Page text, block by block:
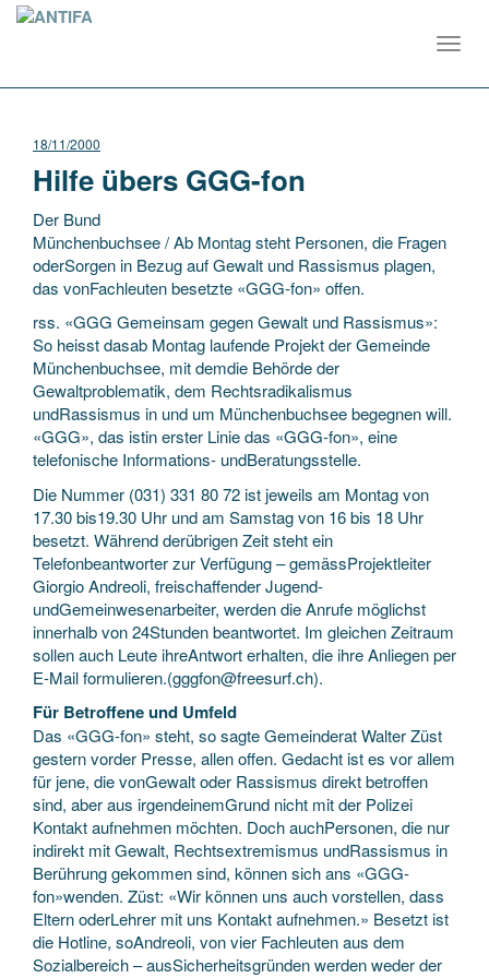
18/11/2000
Hilfe übers GGG-fon
Der Bund
Münchenbuchsee / Ab Montag steht Personen, die Fragen
oderSorgen in Bezug auf Gewalt und Rassismus plagen,
das vonFachleuten besetzte «GGG-fon» offen.
rss. «GGG Gemeinsam gegen Gewalt und Rassismus»:
So heisst dasab Montag laufende Projekt der Gemeinde
Münchenbuchsee, mit demdie Behörde der
Gewaltproblematik, dem Rechtsradikalismus
undRassismus in und um Münchenbuchsee begegnen will.
«GGG», das istin erster Linie das «GGG-fon», eine
telefonische Informations- undBeratungsstelle.
Die Nummer (031) 331 80 72 ist jeweils am Montag von
17.30 bis19.30 Uhr und am Samstag von 16 bis 18 Uhr
besetzt. Während derübrigen Zeit steht ein
Telefonbeantworter zur Verfügung – gemässProjektleiter
Giorgio Andreoli, freischaffender Jugend-
undGemeinwesenarbeiter, werden die Anrufe möglichst
innerhalb von 24Stunden beantwortet. Im gleichen Zeitraum
sollen auch Leute ihreAntwort erhalten, die ihre Anliegen per
E-Mail formulieren.(gggfon@freesurf.ch).
Für Betroffene und Umfeld
Das «GGG-fon» steht, so sagte Gemeinderat Walter Züst
gestern vorder Presse, allen offen. Gedacht ist es vor allem
für jene, die vonGewalt oder Rassismus direkt betroffen
sind, aber aus irgendeinemGrund nicht mit der Polizei
Kontakt aufnehmen möchten. Doch auchPersonen, die nur
indirekt mit Gewalt, Rechtsextremismus undRassismus in
Berührung gekommen sind, können sich ans «GGG-
fon»wenden. Züst: «Wir können uns auch vorstellen, dass
Eltern oderLehrer mit uns Kontakt aufnehmen.» Besetzt ist
die Hotline, soAndreoli, von vier Fachleuten aus dem
Sozialbereich – ausSicherheitsgründen werden weder der